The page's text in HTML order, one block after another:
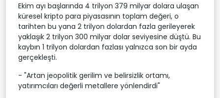
Ekim ayı başlarında 4 trilyon 379 milyar dolara ulaşan
küresel kripto para piyasasının toplam değeri, o
tarihten bu yana 2 trilyon dolardan fazla gerileyerek
yaklaşık 2 trilyon 300 milyar dolar seviyesine düştü. Bu
kaybın 1 trilyon dolardan fazlası yalnızca son bir ayda
gerçekleşti.
- "Artan jeopolitik gerilim ve belirsizlik ortamı,
yatırımcıları değerli metallere yönlendirdi"